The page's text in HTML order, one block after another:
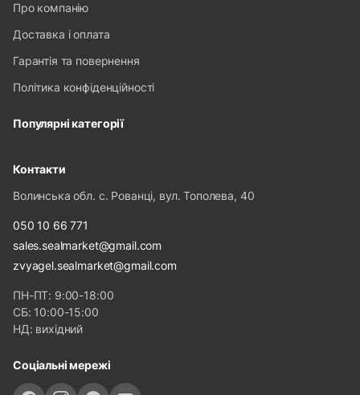
Про компанію
Доставка і оплата
Гарантія та повернення
Політика конфіденційності
Популярні категорії
Контакти
Волинська обл. с. Рованці, вул. Тополева, 40
050 10 66 771
sales.sealmarket@gmail.com
zvyagel.sealmarket@gmail.com
ПН-ПТ: 9:00-18:00
СБ: 10:00-15:00
НД: вихідний
Соціальні мережі